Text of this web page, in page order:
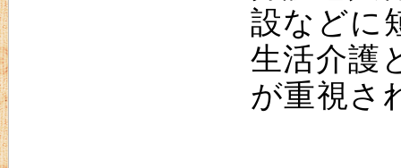
設などに
生活介護
が重視さ